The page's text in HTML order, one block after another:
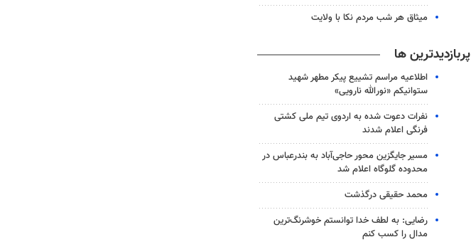
میثاق هر شب مردم نکا با ولایت
پربازدیدترین ها
اطلاعیه مراسم تشییع پیکر مطهر شهید
ستوانیکم «نورالله نارویی»
نفرات دعوت شده به اردوی تیم ملی کشتی
فرنگی اعلام شدند
مسیر جایگزین محور حاجی‌آباد به بندرعباس در
محدوده گلوگاه اعلام شد
محمد حقیقی درگذشت
رضایی: به لطف خدا توانستم خوشرنگ‌ترین
مدال را کسب کنم